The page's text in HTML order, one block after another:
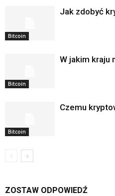
Bitcoin
Jak zdobyć
Bitcoin
W jakim kraju
Bitcoin
Czemu
ZOSTAW ODPOWIEDŹ